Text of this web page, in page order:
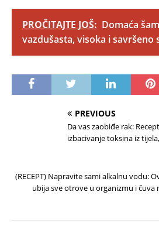
PROČITAJTE JOŠ: Domaća
vazdušasta, visoka i savršeno
PREVIOUS
Da vas zaobiđe rak:
izbacivanje toksina iz
(RECEPT) Napravite sami alkalnu vodu:
ubija sve otrove u organizmu i čuva